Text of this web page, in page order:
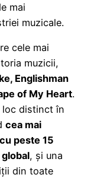
mai
muzicale.
cele mai
muzicii,
Englishman
of My Heart.
loc distinct în
cea mai
peste 15
, și una
din toate